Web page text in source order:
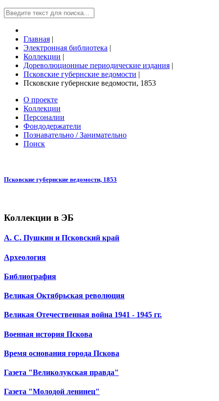
Главная |
Электронная библиотека |
Коллекции |
Дореволюционные периодические издания |
Псковские губернские ведомости |
Псковские губернские ведомости, 1853
О проекте
Коллекции
Персоналии
Фондодержатели
Познавательно / Занимательно
Поиск
Псковские губернские ведомости, 1853
Коллекции в ЭБ
А. С. Пушкин и Псковский край
Археология
Библиография
Великая Октябрьская революция
Великая Отечественная война 1941 - 1945 гг.
Военная история Пскова
Время основания города Пскова
Газета "Великолукская правда"
Газета "Молодой ленинец"